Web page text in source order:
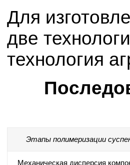
Для
две
технология
Этапы полимеризации
Механическая дисперсия